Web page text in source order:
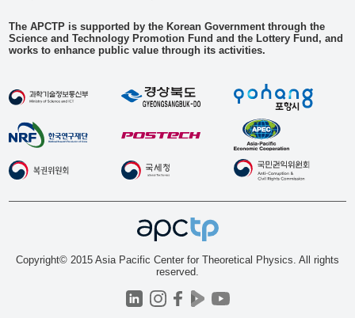
The APCTP is supported by the Korean Government through the
Science and Technology Promotion Fund and the Lottery Fund, and
works to enhance public value through its activities.
Copyright© 2015 Asia Pacific Center for Theoretical Physics. All rights
reserved.